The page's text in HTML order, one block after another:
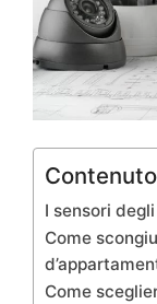
I sensori
Come
Come